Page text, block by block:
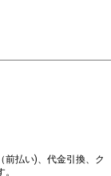
前払い)、代金引換、ク